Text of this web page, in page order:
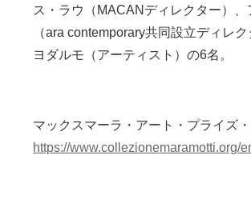
ス・ラウ（MACANディレクター）
（ara contemporary共同設立ディレ
ヨダルモ（アーティスト）の6名。
マックスマーラ・アート・プライズ
https://www.collezionemaramotti.org/